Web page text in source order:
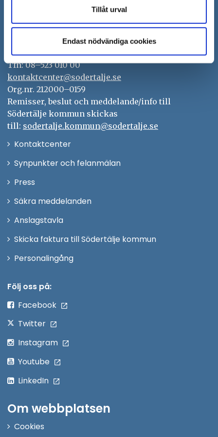
Tillåt urval
Endast nödvändiga cookies
Södertälje kommun
151 89 Södertälje
Besöksadress: Nyköpingsvägen 26
Tfn: 08–523 010 00
kontaktcenter@sodertalje.se
Org.nr. 212000–0159
Remisser, beslut och meddelande/info till
Södertälje kommun skickas
till: sodertalje.kommun@sodertalje.se
KontaktcenterÖppna
Synpunkter och felanmälan
Press
fönster
Säkra meddelanden
Anslagstavla
Skicka faktura till Södertälje kommun
PersonalingångÖppna
Följ oss på:
Facebook
Twitter
Instagram
Youtube
LinkedIn
Om webbplatsen
Cookies